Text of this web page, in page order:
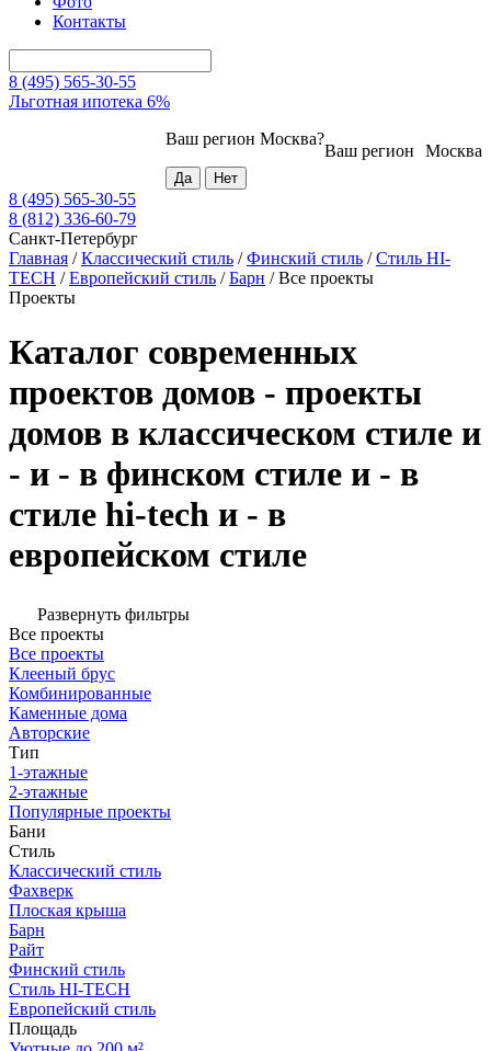
Контакты
8 (495) 565-30-55
Льготная ипотека 6%
Москва
Ваш регион
Ваш регион Москва?
8 (495) 565-30-55
8 (812) 336-60-79
Санкт-Петербург
Главная /Классический стиль /Финский стиль /Стиль HI-
TECH /Европейский стиль /Барн /Все проекты
Проекты
Каталог современных
проектов домов - проекты
домов в классическом стиле и
- и - в финском стиле и - в
стиле hi-tech и - в
европейском стиле
Развернуть фильтры
Все проекты
Все проекты
Клееный брус
Комбинированные
Каменные дома
Авторские
Тип
1-этажные
2-этажные
Популярные проекты
Бани
Стиль
Классический стиль
Фахверк
Плоская крыша
Барн
Райт
Финский стиль
Стиль HI-TECH
Европейский стиль
Площадь